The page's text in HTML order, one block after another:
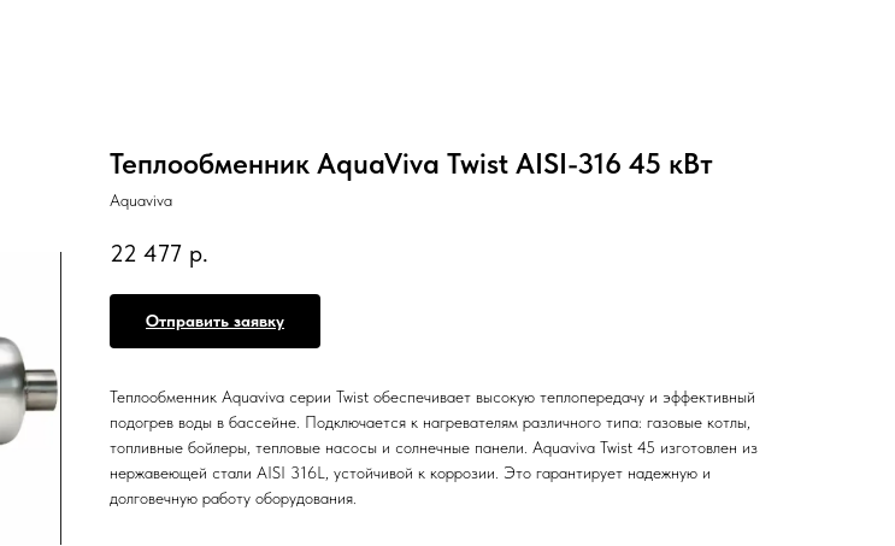
Теплообменник AquaViva Twist AISI-316 45 кВт
Aquaviva
22 477 р.
Отправить заявку
Теплообменник Aquaviva серии Twist обеспечивает высокую теплопередачу и эффективный
подогрев воды в бассейне. Подключается к нагревателям различного типа: газовые котлы,
топливные бойлеры, тепловые насосы и солнечные панели. Aquaviva Twist 45 изготовлен из
нержавеющей стали AISI 316L, устойчивой к коррозии. Это гарантирует надежную и
долговечную работу оборудования.